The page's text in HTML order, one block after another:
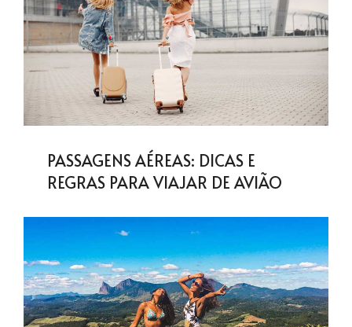
PASSAGENS AÉREAS: DICAS E
REGRAS PARA VIAJAR DE AVIÃO